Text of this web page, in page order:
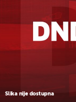
Slika nije dostupna